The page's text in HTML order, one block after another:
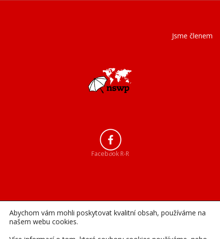
Jsme členem
Facebook R-R
Abychom vám mohli poskytovat kvalitní obsah, používáme na
našem webu cookies.